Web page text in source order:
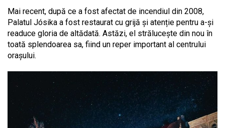
Mai recent, după ce a fost afectat de incendiul din 2008,
Palatul Jósika a fost restaurat cu grijă și atenție pentru a-și
readuce gloria de altădată. Astăzi, el strălucește din nou în
toată splendoarea sa, fiind un reper important al centrului
orașului.